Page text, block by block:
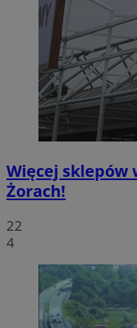
Więcej sklepów
Żorach!
22
4